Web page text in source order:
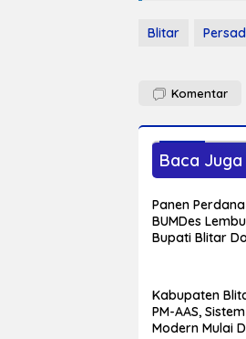
Blitar
Komentar
Baca Juga
Panen
BUMDes
Bupati Blitar
Kabupaten
PM-AAS,
Modern Mulai